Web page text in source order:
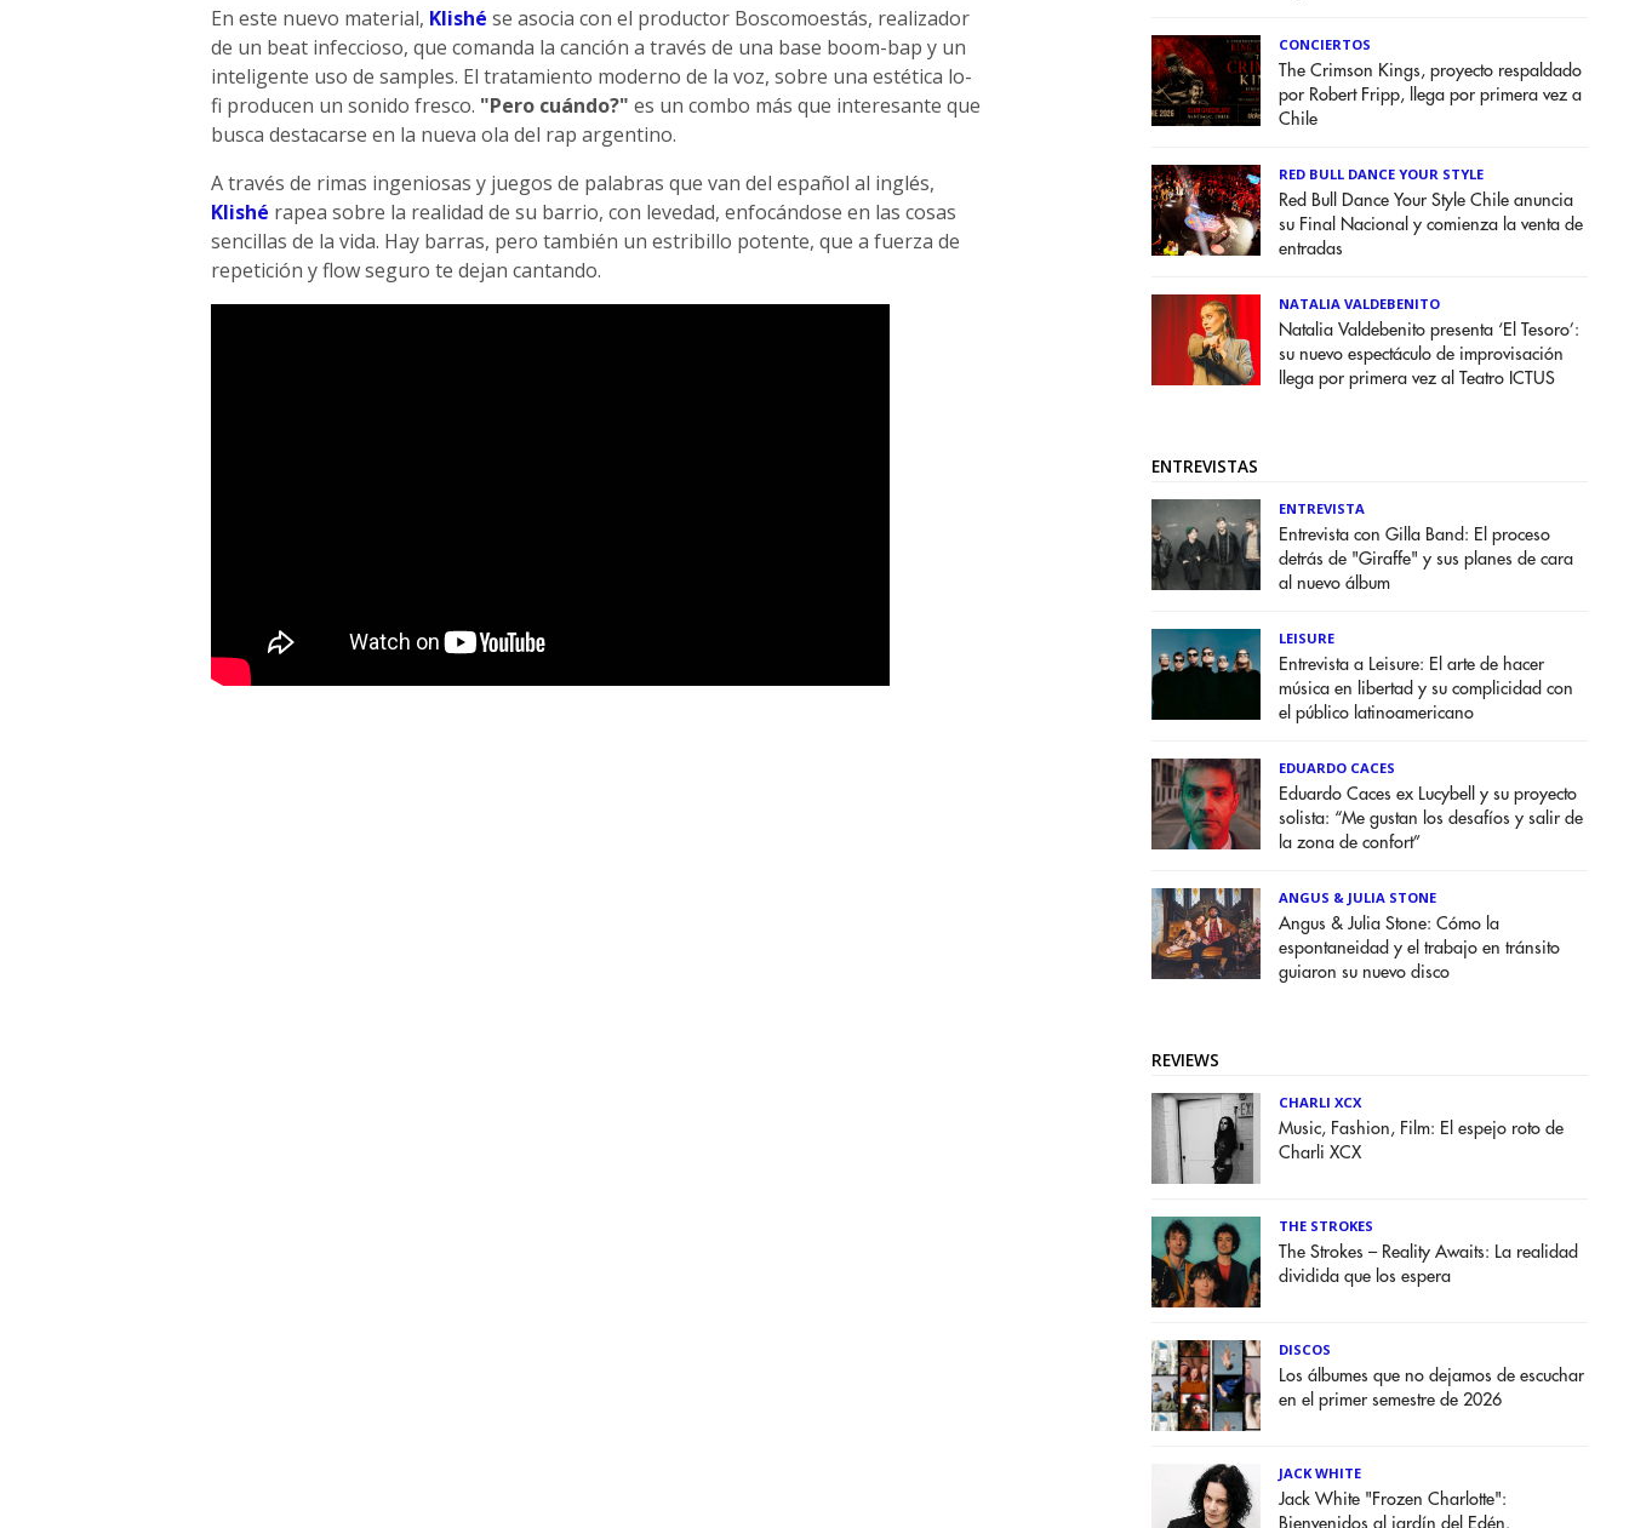
En este nuevo material, Klishé se asocia con el productor Boscomoestás, realizador
de un beat infeccioso, que comanda la canción a través de una base boom-bap y un
inteligente uso de samples. El tratamiento moderno de la voz, sobre una estética lo-
fi producen un sonido fresco. "Pero cuándo?" es un combo más que interesante que
busca destacarse en la nueva ola del rap argentino.
A través de rimas ingeniosas y juegos de palabras que van del español al inglés,
Klishé rapea sobre la realidad de su barrio, con levedad, enfocándose en las cosas
sencillas de la vida. Hay barras, pero también un estribillo potente, que a fuerza de
repetición y flow seguro te dejan cantando.
CONCIERTOS
The Crimson Kings, proyecto respaldado
por Robert Fripp, llega por primera vez a
Chile
RED BULL DANCE YOUR STYLE
Red Bull Dance Your Style Chile anuncia
su Final Nacional y comienza la venta de
entradas
NATALIA VALDEBENITO
Natalia Valdebenito presenta ‘El Tesoro’:
su nuevo espectáculo de improvisación
llega por primera vez al Teatro ICTUS
ENTREVISTAS
ENTREVISTA
Entrevista con Gilla Band: El proceso
detrás de "Giraffe" y sus planes de cara
al nuevo álbum
LEISURE
Entrevista a Leisure: El arte de hacer
música en libertad y su complicidad con
el público latinoamericano
EDUARDO CACES
Eduardo Caces ex Lucybell y su proyecto
solista: “Me gustan los desafíos y salir de
la zona de confort”
ANGUS & JULIA STONE
Angus & Julia Stone: Cómo la
espontaneidad y el trabajo en tránsito
guiaron su nuevo disco
REVIEWS
CHARLI XCX
Music, Fashion, Film: El espejo roto de
Charli XCX
THE STROKES
The Strokes – Reality Awaits: La realidad
dividida que los espera
DISCOS
Los álbumes que no dejamos de escuchar
en el primer semestre de 2026
JACK WHITE
Jack White "Frozen Charlotte":
Bienvenidos al jardín del Edén.